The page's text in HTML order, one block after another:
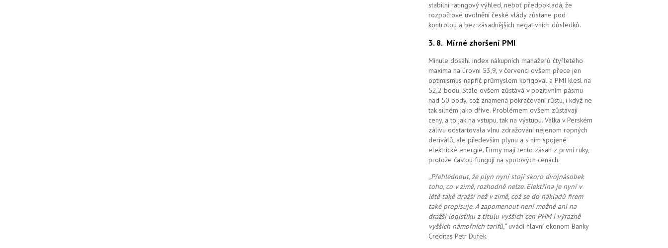
stabilní ratingový výhled, neboť předpokládá, že
rozpočtové uvolnění české vlády zůstane pod
kontrolou a bez zásadnějších negativních důsledků.
3. 8. Mírné zhoršení PMI
Minule dosáhl index nákupních manažerů čtyřletého
maxima na úrovni 53,9, v červenci ovšem přece jen
optimismus napříč průmyslem korigoval a PMI klesl na
52,2 bodu. Stále ovšem zůstává v pozitivním pásmu
nad 50 body, což znamená pokračování růstu, i když ne
tak silném jako dříve. Problémem ovšem zůstávají
ceny, a to jak na vstupu, tak na výstupu. Válka v Perském
zálivu odstartovala vlnu zdražování nejenom ropných
derivátů, ale především plynu a s ním spojené
elektrické energie. Firmy mají tento zásah z první ruky,
protože častou fungují na spotových cenách.
„Přehlédnout, že plyn nyní stojí skoro dvojnásobek
toho, co v zimě, rozhodně nelze. Elektřina je nyní v
létě také dražší než v zimě, což se do nákladů firem
také propisuje. A zapomenout není možnéani na
dražší logistiku z titulu vyšších cen PHM i výrazně
vyšších námořních tarifů,“uvádí hlavní ekonom Banky
Creditas Petr Dufek.